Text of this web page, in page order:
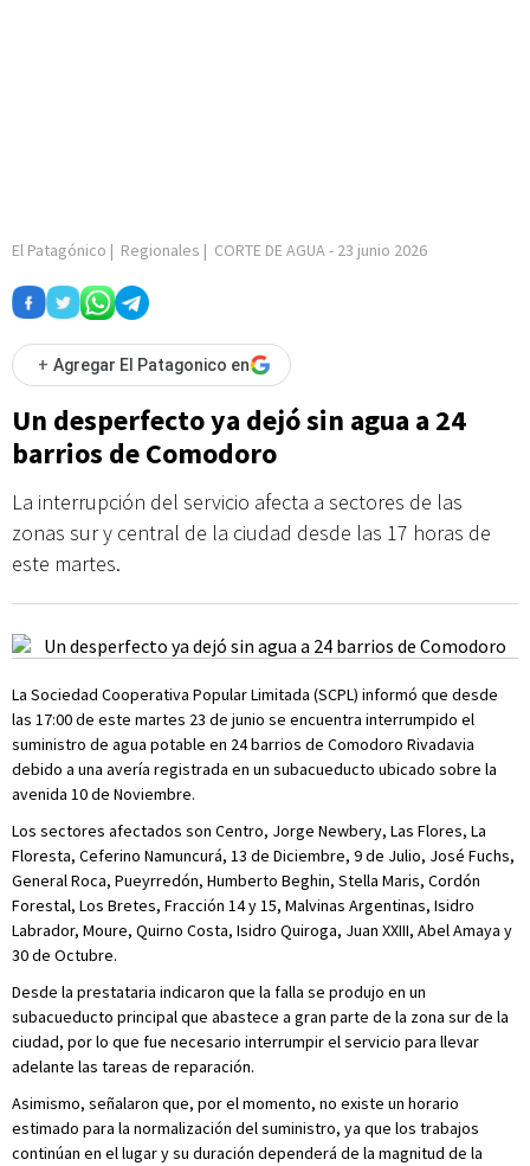
El Patagónico | Regionales | CORTE DE AGUA- 23 junio 2026
+ Agregar El Patagonico en
Un desperfecto ya dejó sin agua a 24
barrios de Comodoro
La interrupción del servicio afecta a sectores de las
zonas sur y central de la ciudad desde las 17 horas de
este martes.
La Sociedad Cooperativa Popular Limitada (SCPL) informó que desde
las 17:00 de este martes 23 de junio se encuentra interrumpido el
suministro de agua potable en 24 barrios de Comodoro Rivadavia
debido a una avería registrada en un subacueducto ubicado sobre la
avenida 10 de Noviembre.
Los sectores afectados son Centro, Jorge Newbery, Las Flores, La
Floresta, Ceferino Namuncurá, 13 de Diciembre, 9 de Julio, José Fuchs,
General Roca, Pueyrredón, Humberto Beghin, Stella Maris, Cordón
Forestal, Los Bretes, Fracción 14 y 15, Malvinas Argentinas, Isidro
Labrador, Moure, Quirno Costa, Isidro Quiroga, Juan XXIII, Abel Amaya y
30 de Octubre.
Desde la prestataria indicaron que la falla se produjo en un
subacueducto principal que abastece a gran parte de la zona sur de la
ciudad, por lo que fue necesario interrumpir el servicio para llevar
adelante las tareas de reparación.
Asimismo, señalaron que, por el momento, no existe un horario
estimado para la normalización del suministro, ya que los trabajos
continúan en el lugar y su duración dependerá de la magnitud de la